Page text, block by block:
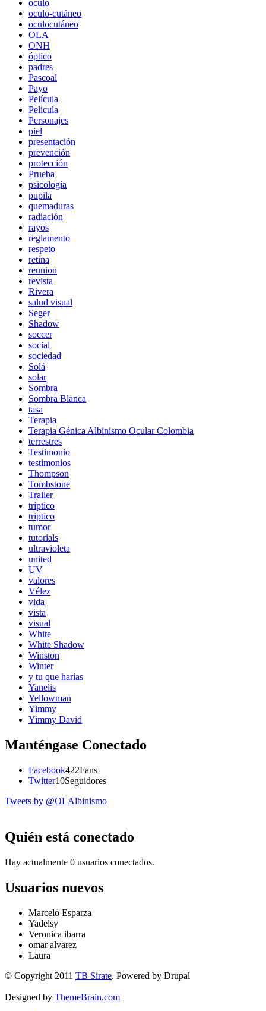
oculo
oculo-cutáneo
oculocutáneo
OLA
ONH
óptico
padres
Pascoal
Payo
Película
Pelicula
Personajes
piel
presentación
prevención
protección
Prueba
psicología
pupila
quemaduras
radiación
rayos
reglamento
respeto
retina
reunion
revista
Rivera
salud visual
Seger
Shadow
soccer
social
sociedad
Solá
solar
Sombra
Sombra Blanca
tasa
Terapia
Terapia Génica Albinismo Ocular Colombia
terrestres
Testimonio
testimonios
Thompson
Tombstone
Trailer
tríptico
triptico
tumor
tutorials
ultravioleta
united
UV
valores
Vélez
vida
vista
visual
White
White Shadow
Winston
Winter
y tu que harías
Yanelis
Yellowman
Yimmy
Yimmy David
Manténgase Conectado
Facebook422Fans
Twitter10Seguidores
Tweets by @OLAlbinismo
Quién está conectado
Hay actualmente 0 usuarios conectados.
Usuarios nuevos
Marcelo Esparza
Yadelsy
Veronica ibarra
omar alvarez
Laura
© Copyright 2011 TB Sirate. Powered by Drupal
Designed by ThemeBrain.com